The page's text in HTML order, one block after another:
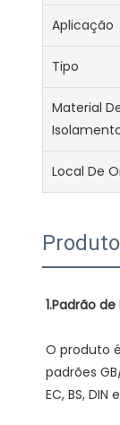
Aplicação
Tipo
Material
Local De
O produto
padrões